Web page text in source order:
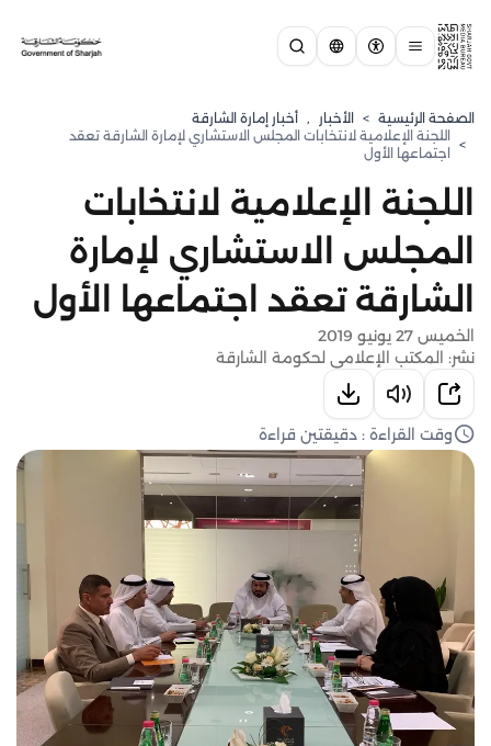
الصفحة الرئيسية > الأخبار , أخبار إمارة الشارقة
>
اللجنة الإعلامية لانتخابات المجلس الاستشاري لإمارة الشارقة تعقد
اجتماعها الأول
اللجنة الإعلامية لانتخابات
المجلس الاستشاري لإمارة
الشارقة تعقد اجتماعها الأول
الخميس 27 يونيو 2019
نشر: المكتب الإعلامي لحكومة الشارقة
وقت القراءة : دقيقتين قراءة